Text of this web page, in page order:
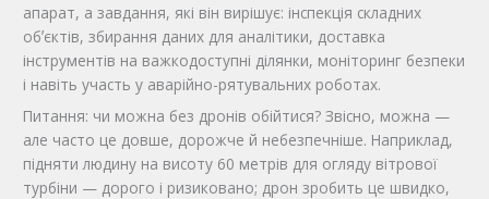
апарат, а завдання, які він вирішує: інспекція складних
обʼєктів, збирання даних для аналітики, доставка
інструментів на важкодоступні ділянки, моніторинг безпеки
і навіть участь у аварійно-рятувальних роботах.
Питання: чи можна без дронів обійтися? Звісно, можна —
але часто це довше, дорожче й небезпечніше. Наприклад,
підняти людину на висоту 60 метрів для огляду вітрової
турбіни — дорого і ризиковано; дрон зробить це швидко,